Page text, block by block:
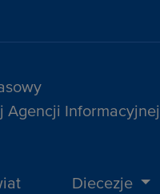
Agencji Informacyjnej
Diecezje